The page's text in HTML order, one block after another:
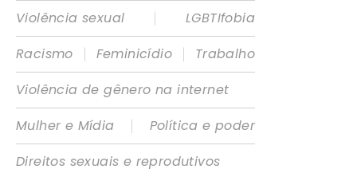
Violência sexual
|
LGBTIfobia
Racismo
| Feminicídio |
Trabalho
Violência de gênero na internet
Mulher e Mídia
|
Política e poder
Direitos sexuais e reprodutivos